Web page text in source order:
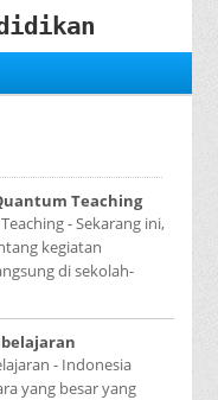
Teaching
- Sekarang ini,
kegiatan
di sekolah-
- Indonesia
yang besar yang